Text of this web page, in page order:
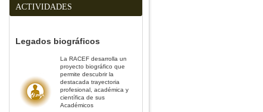
ACTIVIDADES
Legados biográficos
La RACEF desarrolla un
proyecto biográfico que
permite descubrir la
destacada trayectoria
profesional, académica y
científica de sus
Académicos